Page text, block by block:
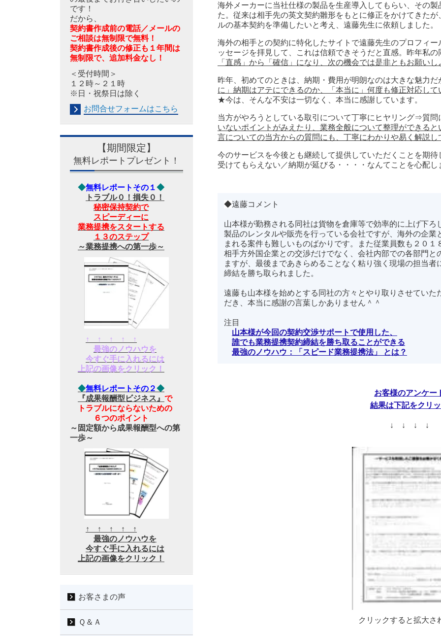
海外メーカーに当社仕様の製品を生産導入してもらい、その
た。従来は相手先の英文契約雛形をもとに修正をかけてきた
ルの基本契約を準備したいと考え、遠藤先生に依頼しました。
海外の相手との契約に特化したサイトで遠藤先生のプロフィ
ッセージを拝見して、これは信頼できそうだと直感。昨年私
「直感」から「確信」になり、次の機会では是非ともお願い
昨年、初めてのときは、納期・費用が明朗なのは大きな魅力だ
に」納期はアテにできるのか、「本当に」何度も修正対応し
★今は、そんな不安は一切なく、本当に感謝しています。
当方がやろうとしている取引について丁寧にヒヤリング⇒質問
いないポイントがみえたり、業務全般について整理ができる
言についての当方からの質問にも、丁寧にわかりや易く解説
今のサービスを今後とも継続して提供していただくことを期
受けてもらえない／納期が延びる・・・・なんてことを心配し
◆遠藤コメント
山本様が勤務される同社は貨物を倉庫等で効率的に上げ下
製品のレンタルや販売を行っている会社ですが、海外の企
まれる案件も難しいものばかりです。また従業員数も２０
相手方外国企業との交渉だけでなく、会社内部での各部門
ますが、最後まであきらめることなく粘り強く現場の担当
締結を勝ち取られました。
遠藤も山本様を始めとする同社の方々とやり取りさせてい
だき、本当に感謝の言葉しかありません＾＾
注目
山本様が今回の契約交渉サポートで使用した、
誰でも業務提携契約締結を勝ち取ることができる
最強のノウハウ：「スピード業務提携法」 とは？
お客様のアンケー
結果は下記をクリ
↓ ↓ ↓ ↓
クリックすると拡大さ
です！
だから、
契約書作成前の電話／メールの
ご相談は無制限で無料！
契約書作成後の修正も１年間は
無制限で、追加料金なし！
＜受付時間＞
１２時～２１時
※日・祝祭日は除く
お問合せフォームはこちら
【期間限定】
無料レポートプレゼント！
◆無料レポートその１◆
トラブル０！損失０！
秘密保持契約で
スピーディーに
業務提携をスタートする
１３のステップ
～業務提携への第一歩～
↑ ↑ ↑ ↑ ↑
最強のノウハウを
今すぐ手に入れるには
上記の画像をクリック！
◆無料レポートその２◆
『成果報酬型ビジネス』 で
トラブルにならないための
６つのポイント
～固定額から成果報酬型への第
一歩～
↑ ↑ ↑ ↑ ↑
最強のノウハウを
今すぐ手に入れるには
上記の画像をクリック！
お客さまの声
Ｑ＆Ａ